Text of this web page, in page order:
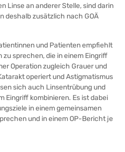
Linse an anderer Stelle, sind darin
deshalb zusätzlich nach GOÄ
und Patienten empfiehlt
sprechen, die in einem Eingriff
Operation zugleich Grauer und
operiert und Astigmatismus
sich auch Linsentrübung und
Eingriff kombinieren. Es ist dabei
in einem gemeinsamen
und in einem OP-Bericht je